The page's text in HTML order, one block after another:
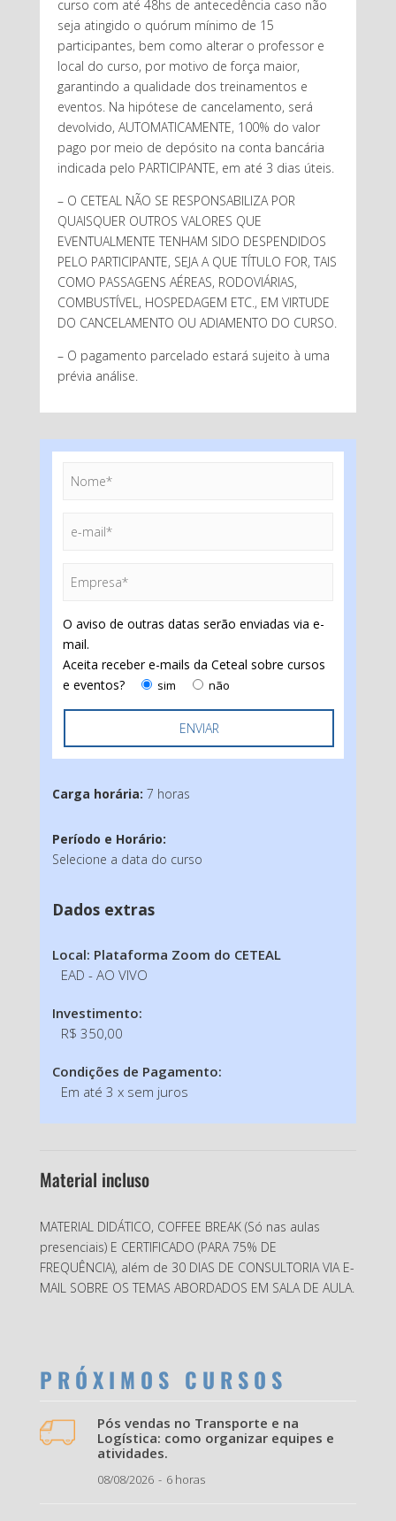
curso com até 48hs de antecedência caso não
seja atingido o quórum mínimo de 15
participantes, bem como alterar o professor e
local do curso, por motivo de força maior,
garantindo a qualidade dos treinamentos e
eventos. Na hipótese de cancelamento, será
devolvido, AUTOMATICAMENTE, 100% do valor
pago por meio de depósito na conta bancária
indicada pelo PARTICIPANTE, em até 3 dias úteis.
– O CETEAL NÃO SE RESPONSABILIZA POR
QUAISQUER OUTROS VALORES QUE
EVENTUALMENTE TENHAM SIDO DESPENDIDOS
PELO PARTICIPANTE, SEJA A QUE TÍTULO FOR, TAIS
COMO PASSAGENS AÉREAS, RODOVIÁRIAS,
COMBUSTÍVEL, HOSPEDAGEM ETC., EM VIRTUDE
DO CANCELAMENTO OU ADIAMENTO DO CURSO.
– O pagamento parcelado estará sujeito à uma
prévia análise.
O aviso de outras datas serão enviadas via e-
mail.
Aceita receber e-mails da Ceteal sobre cursos
e eventos?
sim não
Carga horária: 7 horas
Período e Horário:
Selecione a data do curso
Dados extras
Local: Plataforma Zoom do CETEAL
EAD - AO VIVO
Investimento:
R$ 350,00
Condições de Pagamento:
Em até 3 x sem juros
Material incluso
MATERIAL DIDÁTICO, COFFEE BREAK (Só nas aulas
presenciais) E CERTIFICADO (PARA 75% DE
FREQUÊNCIA), além de 30 DIAS DE CONSULTORIA VIA E-
MAIL SOBRE OS TEMAS ABORDADOS EM SALA DE AULA.
P R Ó X I M O S C U R S O S
Pós vendas no Transporte e na
Logística: como organizar equipes e
atividades.
08/08/2026 6 horas